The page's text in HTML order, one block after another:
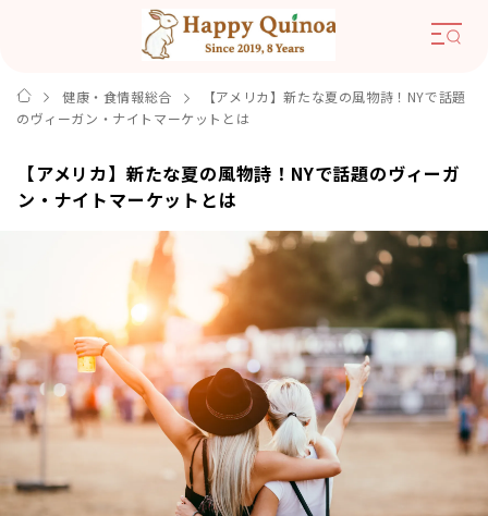
健康・食情報総合
【アメリカ】新たな夏の風物詩！NYで話題
のヴィーガン・ナイトマーケットとは
【アメリカ】新たな夏の風物詩！NYで話題のヴィーガ
ン・ナイトマーケットとは